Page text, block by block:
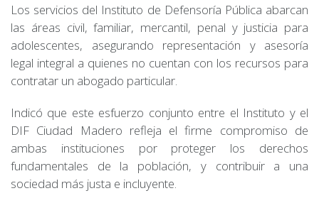
Los servicios del Instituto de Defensoría Pública abarcan
las áreas civil, familiar, mercantil, penal y justicia para
adolescentes, asegurando representación y asesoría
legal integral a quienes no cuentan con los recursos para
contratar un abogado particular.
Indicó que este esfuerzo conjunto entre el Instituto y el
DIF Ciudad Madero refleja el firme compromiso de
ambas instituciones por proteger los derechos
fundamentales de la población, y contribuir a una
sociedad más justa e incluyente.